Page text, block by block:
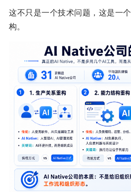
这不只是一个技术问题，这是一
构。